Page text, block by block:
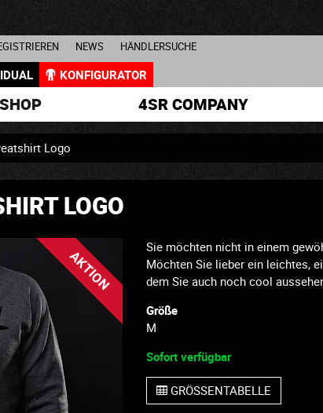
NEWS HÄNDLERSUCHE
KONFIGURATOR
4SR COMPANY
Logo
LOGO
AKTION
Sie möchten nicht in einem
Möchten Sie lieber ein leichtes,
dem Sie auch noch cool
Größe
M
Sofort verfügbar
GRÖSSENTABELLE